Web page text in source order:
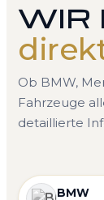
WIR
Ob BMW,
Fahrzeuge
detaillierte
BMW